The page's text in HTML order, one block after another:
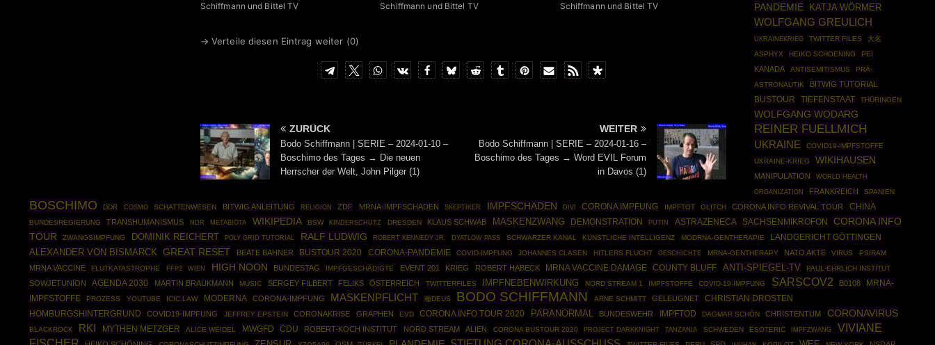
Schiffmann und Bittel TV
Schiffmann und Bittel TV
Schiffmann und Bittel TV
→ Verteile diesen Eintrag weiter (0)
ZURÜCK
Bodo Schiffmann | SERIE – 2024-01-10 –
Boschimo des Tages → Die neuen
Herrscher der Welt, John Pilger (1)
WEITER
Bodo Schiffmann | SERIE – 2024-01-16 –
Boschimo des Tages → Word EVIL Forum
in Davos (1)
PANDEMIE KATJA WÖRMER
WOLFGANG GREULICH
UKRAINEKRIEG TWITTER FILES
大名
ASPHYX
HEIKO SCHOENING PEI
KANADA ANTISEMITISMUS
PRÄ-
ASTRONAUTIK
BITWIG TUTORIAL
BUSTOUR TIEFENSTAAT THÜRINGEN
WOLFGANG WODARG
REINER FUELLMICH
UKRAINE
COVID19-IMPFSTOFFE
UKRAINE-KRIEG
WIKIHAUSEN
MANIPULATION
WORLD HEALTH
ORGANIZATION
FRANKREICH SPANIEN
BOSCHIMO DDR COSMO SCHATTENWESEN BITWIG ANLEITUNG RELIGION ZDF MRNA-IMPFSCHADEN SKEPTIKER IMPFSCHADEN DIVI CORONA IMPFUNG IMPFTOT GLITCH CORONA INFO REVIVAL TOUR CHINA
BUNDESREGIERUNG TRANSHUMANISMUS NDR METABIOTA WIKIPEDIA BSW KINDERSCHUTZ DRESDEN KLAUS SCHWAB MASKENZWANG DEMONSTRATION PUTIN ASTRAZENECA SACHSENMIKROFON
CORONA INFO
TOUR
ZWANGSIMPFUNG DOMINIK REICHERT POLY GRID TUTORIAL RALF LUDWIG ROBERT KENNEDY JR. DYATLOW PASS SCHWARZER KANAL KÜNSTLICHE INTELLIGENZ MODRNA-GENTHERAPIE LANDGERICHT GÖTTINGEN
ALEXANDER VON BISMARCK GREAT RESET BEATE BAHNER BUSTOUR 2020 CORONA-PANDEMIE COVID-IMPFUNG JOHANNES CLASEN HITLERS FLUCHT GESCHICHTE MRNA-GENTHERAPY NATO AKTE VIRUS PSIRAM
MRNA VACCINE FLUTKATASTROPHE FFP2 WIEN HIGH NOON BUNDESTAG IMPFGESCHÄDIGTE EVENT 201 KRIEG ROBERT HABECK MRNA VACCINE DAMAGE COUNTY BLUFF ANTI-SPIEGEL-TV PAUL-EHRLICH INSTITUT
SOWJETUNION AGENDA 2030 MARTIN BRAUKMANN MUSIC SERGEY FILBERT FELIKS ÖSTERREICH TWITTERFILES IMPFNEBENWIRKUNG NORD STREAM 1 IMPFSTOFFE COVID-19-IMPFUNG SARSCOV2 B0108
MRNA-
IMPFSTOFFE
PROZESS YOUTUBE ICIC.LAW MODERNA CORONA-IMPFUNG MASKENPFLICHT 種DEUS BODO SCHIFFMANN ARNE SCHMITT GELEUGNET CHRISTIAN DROSTEN
HOMBURGSHINTERGRUND COVID19-IMPFUNG JEFFREY EPSTEIN CORONAKRISE GRAPHEN EVD CORONA INFO TOUR 2020 PARANORMAL BUNDESWEHR IMPFTOD DAGMAR SCHÖN CHRISTENTUM CORONAVIRUS
BLACKROCK RKI MYTHEN METZGER ALICE WEIDEL MWGFD CDU ROBERT-KOCH INSTITUT NORD STREAM ALIEN CORONA BUSTOUR 2020 PROJECT DARKKNIGHT TANZANIA SCHWEDEN ESOTERIC IMPFZWANG
VIVIANE